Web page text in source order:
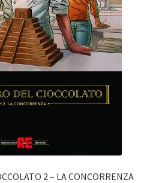
2 – LA CONCORRENZA